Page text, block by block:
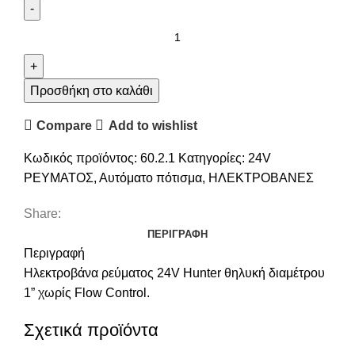
Προσθήκη στο καλάθι
Compare Add to wishlist
Κωδικός προϊόντος: 60.2.1 Κατηγορίες: 24V
ΡΕΥΜΑΤΟΣ, Αυτόματο πότισμα, ΗΛΕΚΤΡΟΒΑΝΕΣ
Share:
ΠΕΡΙΓΡΑΦΉ
Περιγραφή
Ηλεκτροβάνα ρεύματος 24V Hunter θηλυκή διαμέτρου
1” χωρίς Flow Control.
Σχετικά προϊόντα